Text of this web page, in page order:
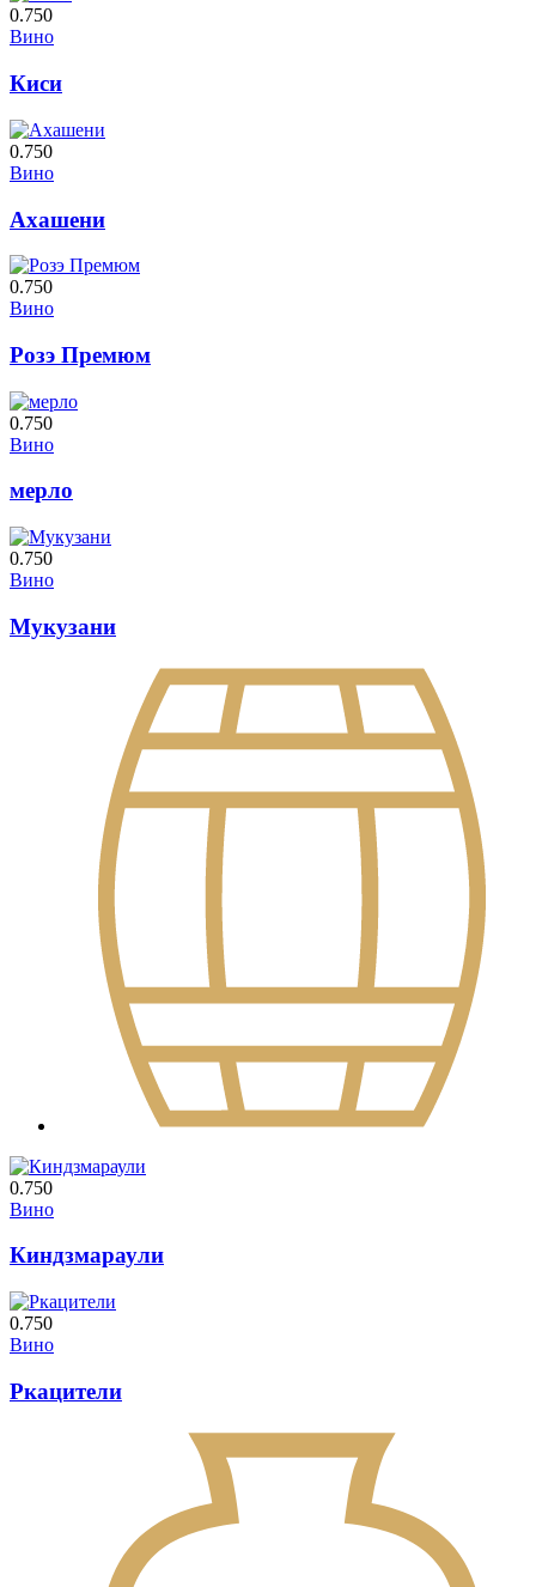
0.750
Вино
Киси
0.750
Вино
Ахашени
0.750
Вино
Розэ Премюм
0.750
Вино
мерло
0.750
Вино
Мукузани
0.750
Вино
Киндзмараули
0.750
Вино
Ркацители